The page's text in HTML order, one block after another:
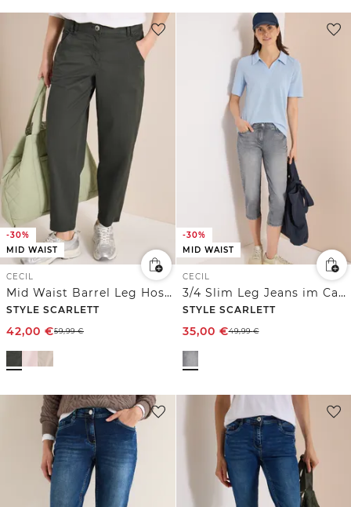
-30%
MID WAIST
CECIL
Mid Waist Barrel Leg Hose im Casual Fit
STYLE SCARLETT
42,00 €59,99€
-30%
MID WAIST
CECIL
3/4 Slim Leg Jeans im Casual Fit
STYLE SCARLETT
35,00 €49,99€